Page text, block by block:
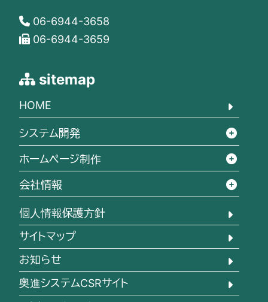
06-6944-3658
06-6944-3659
sitemap
HOME
システム開発
ホームページ制作
会社情報
個人情報保護方針
サイトマップ
お知らせ
奥進システムCSRサイト